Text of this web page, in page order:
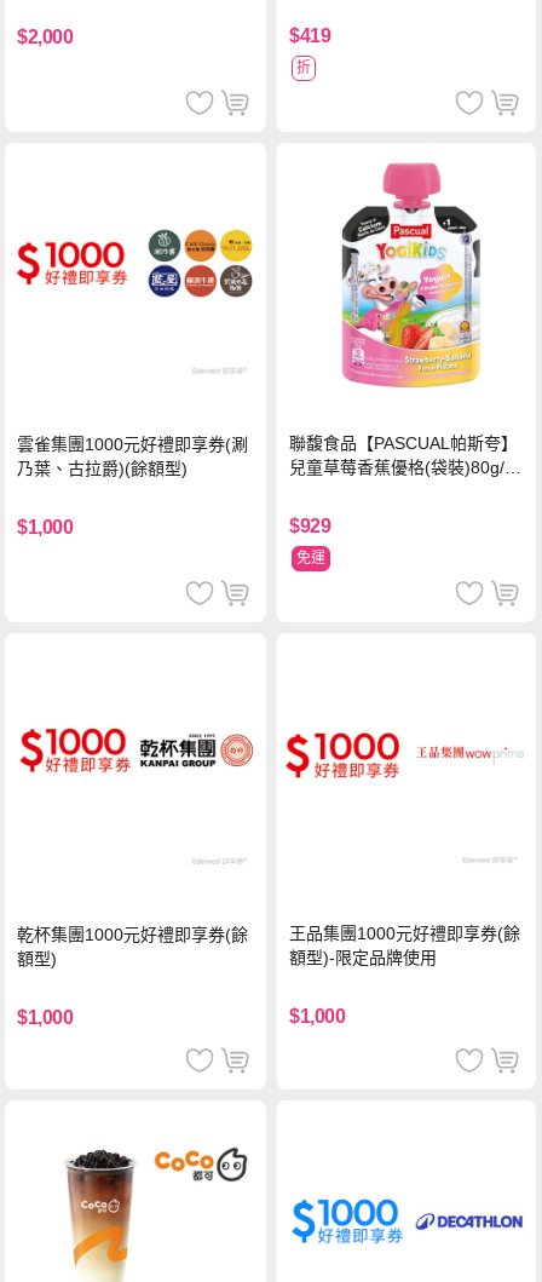
$2,000 $419
折
雲雀集團1000元好禮即享券(涮
乃葉、古拉爵)(餘額型)
$1,000
聯馥食品【PASCUAL帕斯夸】
兒童草莓香蕉優格(袋裝)80g/袋
$929
免運
乾杯集團1000元好禮即享券(餘
額型)
$1,000
王品集團1000元好禮即享券(餘
額型)-限定品牌使用
$1,000